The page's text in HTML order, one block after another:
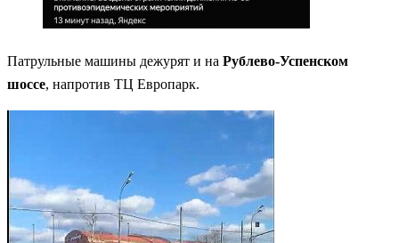
Патрульные машины дежурят и на Рублево-Успенском
шоссе, напротив ТЦ Европарк.